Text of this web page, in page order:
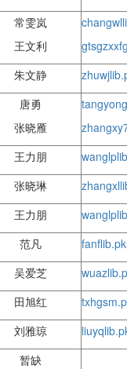
常雯岚
王文利
changwl
朱文静 zhuwj
唐勇
张晓雁
tangyong
王力朋 wanglp
张晓琳 zhangxl
王力朋 wanglp
范凡 fanf
吴爱芝 wuaz
田旭红 txh
刘雅琼 liuyq
暂缺